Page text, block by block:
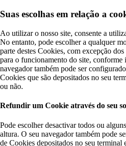
Suas escolhas em relação a
Ao utilizar o nosso site, consente a
No entanto, pode escolher a qualquer
parte destes Cookies, com excepção
para o funcionamento do site, conforme
navegador também pode ser
Cookies que são depositados no seu
ou não.
Refundir um Cookie através do seu
Pode escolher desactivar todos ou
altura. O seu navegador também pode
de Cookies depositados no seu terminal